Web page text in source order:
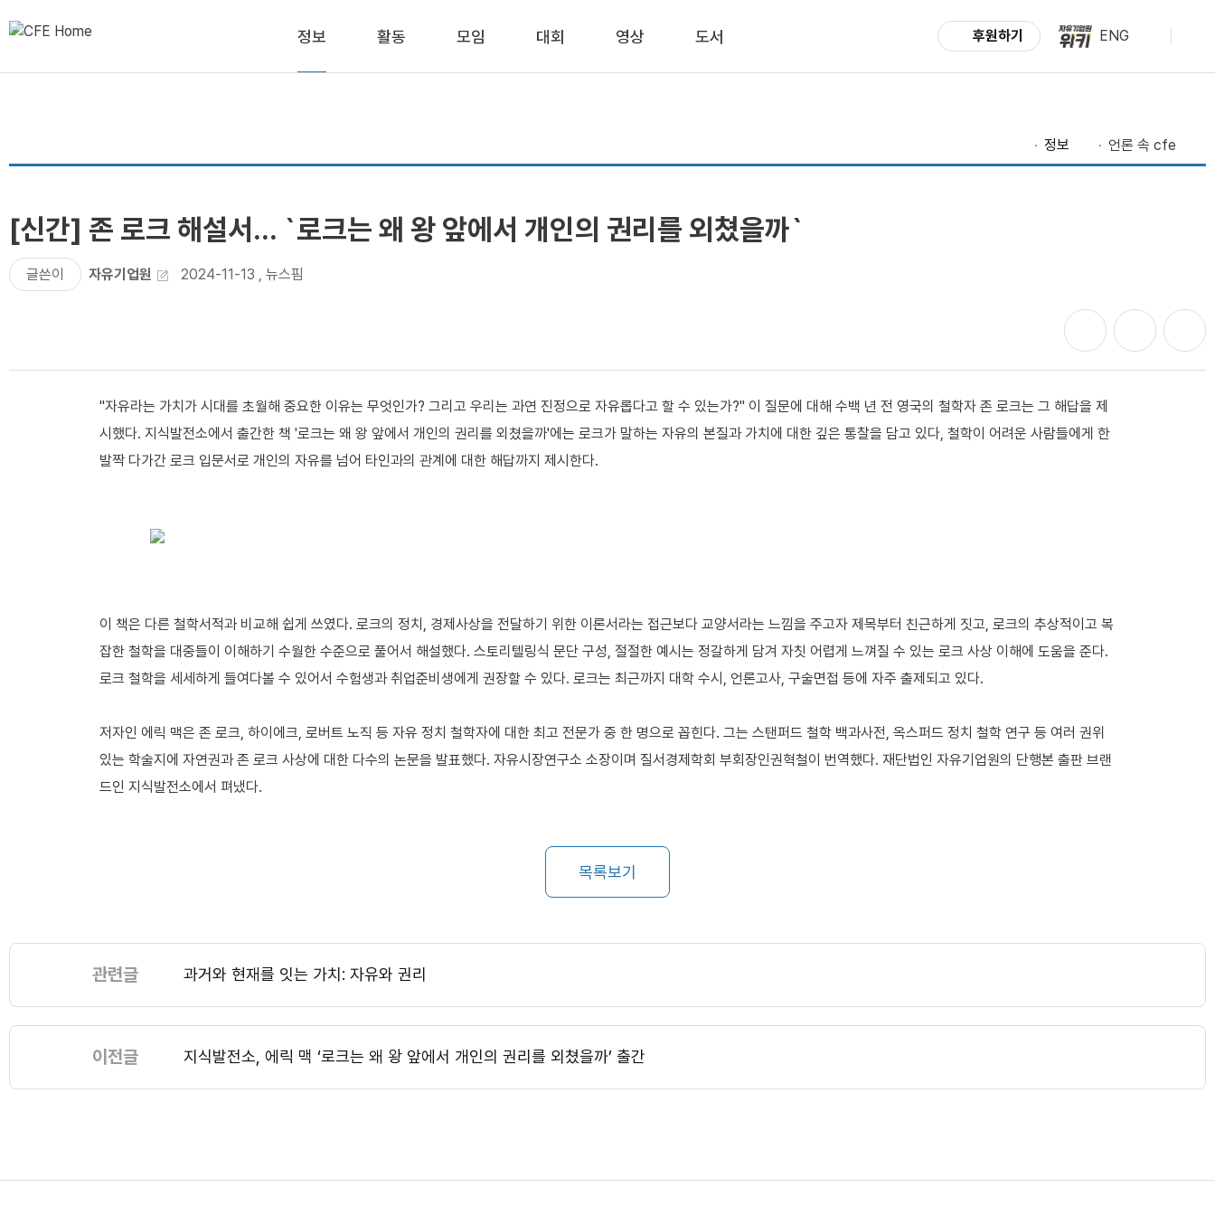
정보 활동 모임 대회 영상 도서 후원하기 ENG
정보 언론 속 cfe
[신간] 존 로크 해설서... `로크는 왜 왕 앞에서 개인의 권리를 외쳤을까`
글쓴이 자유기업원 2024-11-13 , 뉴스핌
"자유라는 가치가 시대를 초월해 중요한 이유는 무엇인가? 그리고 우리는 과연 진정으로 자유롭다고 할 수 있는가?" 이 질문에 대해 수백 년 전 영국의 철학자 존 로크는 그 해답을 제
시했다. 지식발전소에서 출간한 책 '로크는 왜 왕 앞에서 개인의 권리를 외쳤을까'에는 로크가 말하는 자유의 본질과 가치에 대한 깊은 통찰을 담고 있다, 철학이 어려운 사람들에게 한
발짝 다가간 로크 입문서로 개인의 자유를 넘어 타인과의 관계에 대한 해답까지 제시한다.
이 책은 다른 철학서적과 비교해 쉽게 쓰였다. 로크의 정치, 경제사상을 전달하기 위한 이론서라는 접근보다 교양서라는 느낌을 주고자 제목부터 친근하게 짓고, 로크의 추상적이고 복
잡한 철학을 대중들이 이해하기 수월한 수준으로 풀어서 해설했다. 스토리텔링식 문단 구성, 절절한 예시는 정갈하게 담겨 자칫 어렵게 느껴질 수 있는 로크 사상 이해에 도움을 준다.
로크 철학을 세세하게 들여다볼 수 있어서 수험생과 취업준비생에게 권장할 수 있다. 로크는 최근까지 대학 수시, 언론고사, 구술면접 등에 자주 출제되고 있다.
저자인 에릭 맥은 존 로크, 하이에크, 로버트 노직 등 자유 정치 철학자에 대한 최고 전문가 중 한 명으로 꼽힌다. 그는 스탠퍼드 철학 백과사전, 옥스퍼드 정치 철학 연구 등 여러 권위
있는 학술지에 자연권과 존 로크 사상에 대한 다수의 논문을 발표했다. 자유시장연구소 소장이며 질서경제학회 부회장인권혁철이 번역했다. 재단법인 자유기업원의 단행본 출판 브랜
드인 지식발전소에서 펴냈다.
목록보기
관련글 과거와 현재를 잇는 가치: 자유와 권리
이전글 지식발전소, 에릭 맥 ‘로크는 왜 왕 앞에서 개인의 권리를 외쳤을까’ 출간